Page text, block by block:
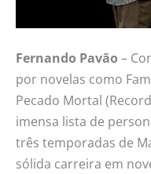
Fernando Pavão –
por novelas como
Pecado Mortal
imensa lista de
três temporadas de
sólida carreira em